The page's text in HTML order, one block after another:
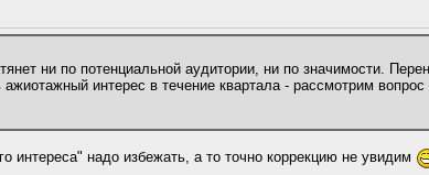
ни по потенциальной аудитории, ни по значимости.
интерес в течение квартала - рассмотрим
интереса" надо избежать, а то точно коррекцию не увидим